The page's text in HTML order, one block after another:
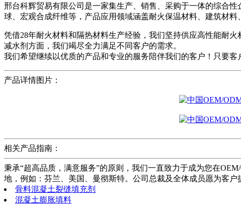
邢台科辉贸易有限公司是一家集生产、销售、采购于一体的综合
球、宏观合成纤维等，产品应用领域涵盖耐火保温材料、建筑材
凭借28年耐火材料和隔热材料生产经验，我们坚持供应高性能耐
减水剂方面，我们竭尽全力满足不同客户的需求。
我们希望继续以优质的产品和专业的服务陪伴我们的客户！只要客
产品详情图片：
相关产品指南：
秉承“超高品质，满意服务”的原则，我们一直致力于成为您在
地，例如：芬兰、美国、曼彻斯特。公司总裁及全体成员愿为客
骨料混凝土裂缝填充剂
混凝土膨胀填料